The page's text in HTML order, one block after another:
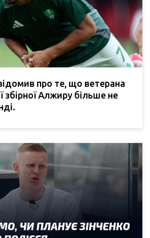
про те, що ветерана
збірної Алжиру більше не